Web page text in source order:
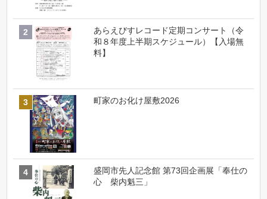
あらえびすレコード定期コンサート（令
和８年度上半期スケジュール）【入場無
料】
町家のお化け屋敷2026
盛岡市先人記念館 第73回企画展「奉仕の
心 柴内魁三」